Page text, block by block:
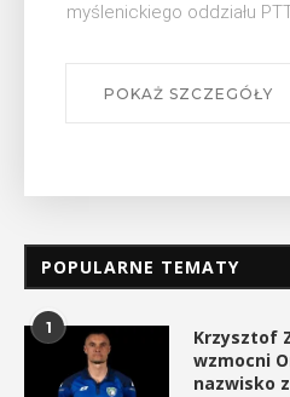
myślenickiego oddziału
POKAŻ SZCZEGÓŁY
POPULARNE TEMATY
1
Krzysztof
wzmocni
nazwisko